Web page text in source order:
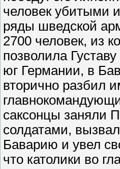
человек убитыми
ряды шведской
2700 человек, из
позволила
юг Германии, в
вторично разбил
саксонцы заняли
солдатами,
Баварию и увел
что католики во